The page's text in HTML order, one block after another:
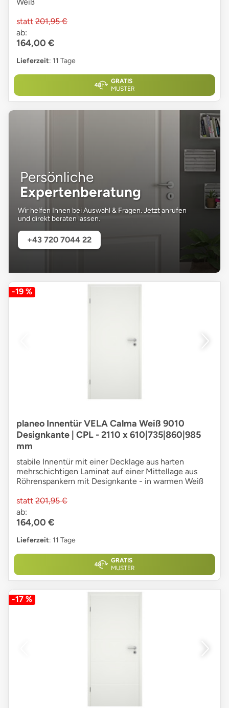
Weiß
statt 201,95 €
ab:
164,00 €
Lieferzeit: 11 Tage
GRATIS
MUSTER
Persönliche
Expertenberatung
Wir helfen Ihnen bei Auswahl & Fragen. Jetzt anrufen
und direkt beraten lassen.
+43 720 7044 22
-19 %
planeo Innentür VELA Calma Weiß 9010
Designkante | CPL - 2110 x 610|735|860|985
mm
stabile Innentür mit einer Decklage aus harten
mehrschichtigen Laminat auf einer Mittellage aus
Röhrenspankern mit Designkante - in warmen Weiß
statt 201,95 €
ab:
164,00 €
Lieferzeit: 11 Tage
GRATIS
MUSTER
-17 %